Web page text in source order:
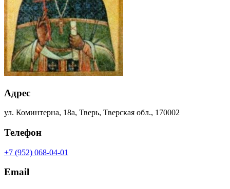
Адрес
ул. Коминтерна, 18а, Тверь, Тверская обл., 170002
Телефон
+7 (952) 068-04-01
Email